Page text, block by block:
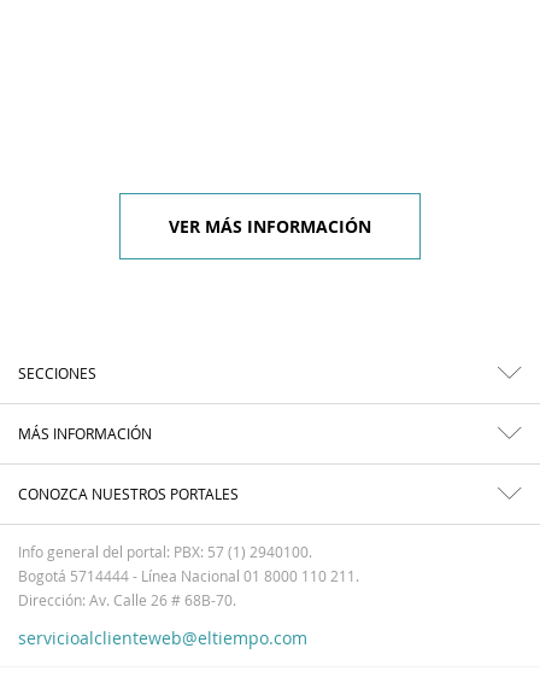
VER MÁS INFORMACIÓN
SECCIONES
MÁS INFORMACIÓN
CONOZCA NUESTROS PORTALES
Info general del portal: PBX: 57 (1) 2940100.
Bogotá 5714444 - Línea Nacional 01 8000 110 211.
Dirección: Av. Calle 26 # 68B-70.
servicioalclienteweb@eltiempo.com